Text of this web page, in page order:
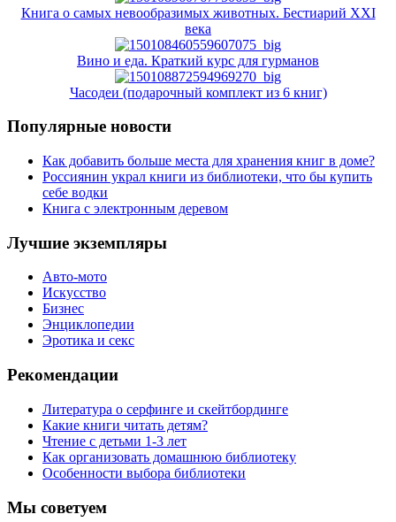
Книга о самых невообразимых животных. Бестиарий XXI
века
Вино и еда. Краткий курс для гурманов
Часодеи (подарочный комплект из 6 книг)
Популярные новости
Как добавить больше места для хранения книг в доме?
Россиянин украл книги из библиотеки, что бы купить
себе водки
Книга с электронным деревом
Лучшие экземпляры
Авто-мото
Искусство
Бизнес
Энциклопедии
Эротика и секс
Рекомендации
Литература о серфинге и скейтбординге
Какие книги читать детям?
Чтение с детьми 1-3 лет
Как организовать домашнюю библиотеку
Особенности выбора библиотеки
Мы советуем